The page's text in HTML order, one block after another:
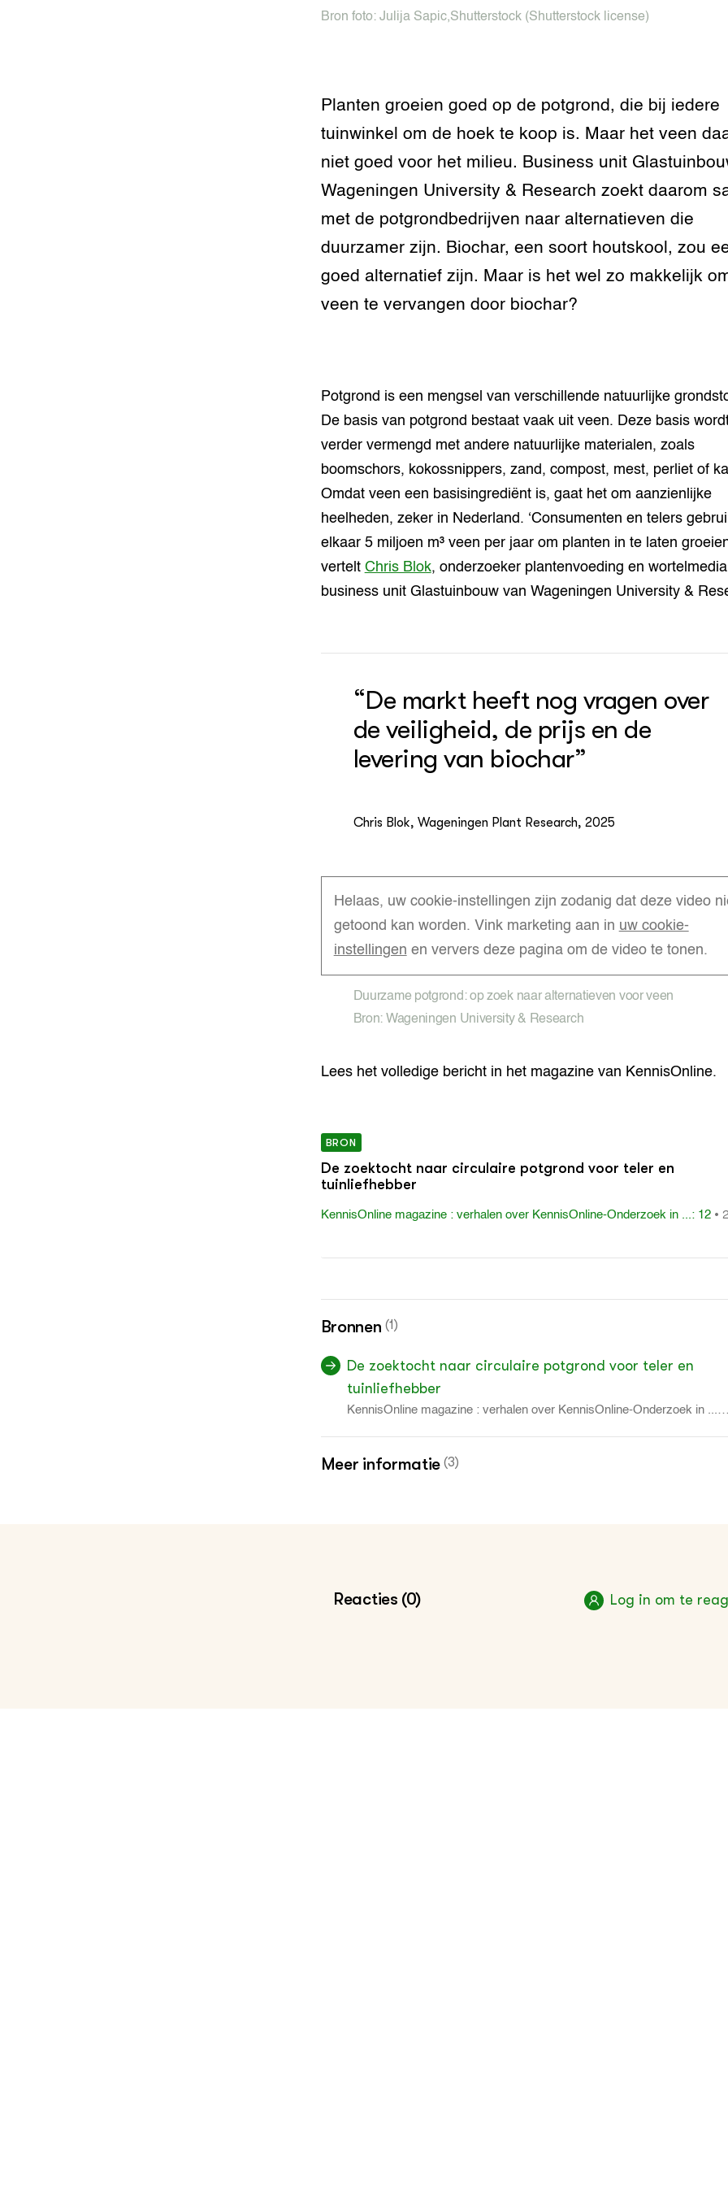
Bron foto: Julija Sapic,Shutterstock(Shutterstock license)
Planten groeien goed op de potgrond, die bij iedere
tuinwinkel om de hoek te koop is. Maar het veen
niet goed voor het milieu. Business unit
Wageningen University & Research zoekt daarom
met de potgrondbedrijven naar alternatieven die
duurzamer zijn. Biochar, een soort houtskool, zou
goed alternatief zijn. Maar is het wel zo makkelijk
veen te vervangen door biochar?
Potgrond is een mengsel van verschillende natuurlijke
De basis van potgrond bestaat vaak uit veen. Deze basis
verder vermengd met andere natuurlijke materialen, zoals
boomschors, kokossnippers, zand, compost, mest, perliet of
Omdat veen een basisingrediënt is, gaat het om aanzienlijke
heelheden, zeker in Nederland. ‘Consumenten en telers
elkaar 5 miljoen m³ veen per jaar om planten in te laten
vertelt Chris Blok, onderzoeker plantenvoeding en
business unit Glastuinbouw van Wageningen University &
“De markt heeft nog vragen over
de veiligheid, de prijs en de
levering van biochar”
Chris Blok, Wageningen Plant Research, 2025
Helaas, uw cookie-instellingen zijn zodanig dat deze video
getoond kan worden. Vink marketing aan in uw cookie-
instellingen en ververs deze pagina om de video te tonen.
Duurzame potgrond: op zoek naar alternatieven voor veen
Bron: Wageningen University & Research
Lees het volledige bericht in het magazine van KennisOnline.
BRON
De zoektocht naar circulaire potgrond voor teler en
tuinliefhebber
KennisOnline magazine : verhalen over KennisOnline-Onderzoek in ...: 12•
Bronnen (1)
De zoektocht naar circulaire potgrond voor teler en
tuinliefhebber
KennisOnline magazine : verhalen over KennisOnline-Onderzoek in ...:
Meer informatie (3)
Lees hier alle berichten van KennisOnline
Reacties (0) Log in om te